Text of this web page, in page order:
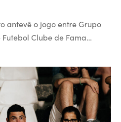
antevê o jogo entre Grupo
Clube de Fama…